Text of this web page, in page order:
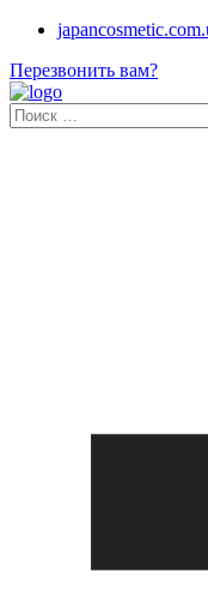
Перезвонить вам?